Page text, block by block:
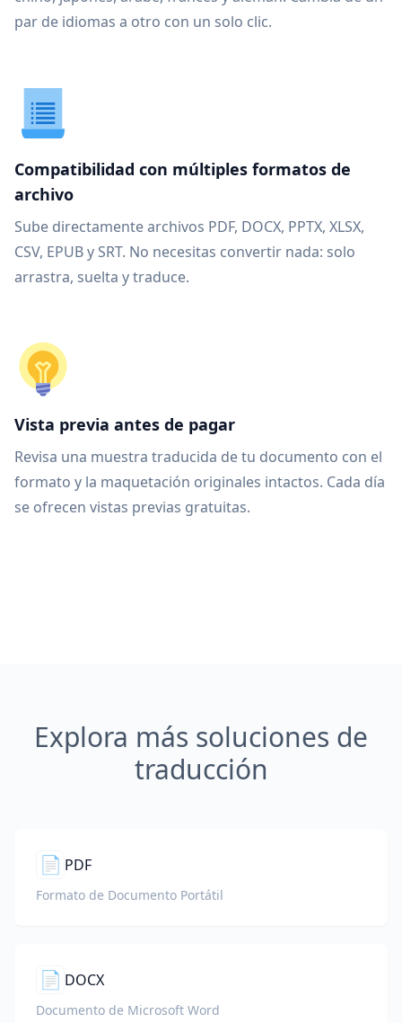
par de idiomas a otro con un solo clic.
Compatibilidad con múltiples formatos de
archivo
Sube directamente archivos PDF, DOCX, PPTX, XLSX,
CSV, EPUB y SRT. No necesitas convertir nada: solo
arrastra, suelta y traduce.
Vista previa antes de pagar
Revisa una muestra traducida de tu documento con el
formato y la maquetación originales intactos. Cada día
se ofrecen vistas previas gratuitas.
Explora más soluciones de
traducción
📄 PDF
Formato de Documento Portátil
📄 DOCX
Documento de Microsoft Word